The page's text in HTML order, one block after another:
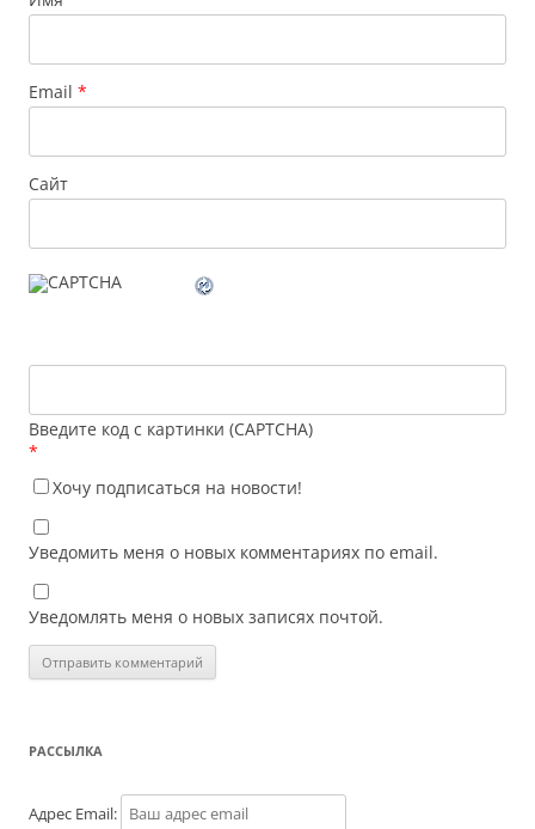
Email *
Сайт
Введите код с картинки (CAPTCHA)
*
Хочу подписаться на новости!
Уведомить меня о новых комментариях по email.
Уведомлять меня о новых записях почтой.
РАССЫЛКА
Адрес Email: